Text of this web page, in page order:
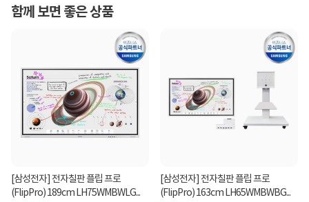
함께 보면 좋은 상품
[삼성전자] 전자칠판 플립 프로
(FlipPro) 189cm LH75WMBWLG...
[삼성전자] 전자칠판 플립 프로
(FlipPro) 163cm LH65WMBWBG...